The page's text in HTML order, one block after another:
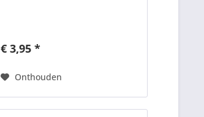
€ 3,95 *
Onthouden